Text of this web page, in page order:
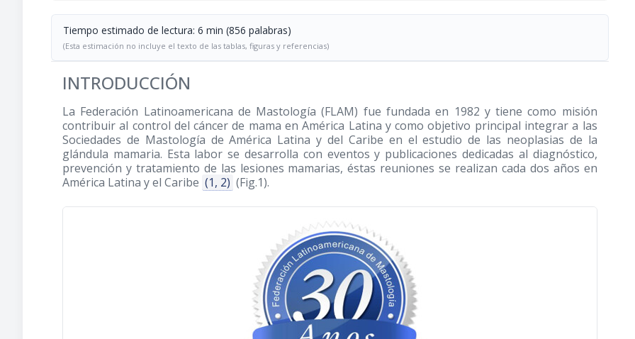
Tiempo estimado de lectura: 6 min (856 palabras)
(Esta estimación no incluye el texto de las tablas, figuras y referencias)
INTRODUCCIÓN
La Federación Latinoamericana de Mastología (FLAM) fue fundada en 1982 y tiene como misión
contribuir al control del cáncer de mama en América Latina y como objetivo principal integrar a las
Sociedades de Mastología de América Latina y del Caribe en el estudio de las neoplasias de la
glándula mamaria. Esta labor se desarrolla con eventos y publicaciones dedicadas al diagnóstico,
prevención y tratamiento de las lesiones mamarias, éstas reuniones se realizan cada dos años en
América Latina y el Caribe (1, 2) (Fig.1).